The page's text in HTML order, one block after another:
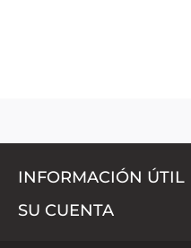
INFORMACIÓN ÚTIL
SU CUENTA